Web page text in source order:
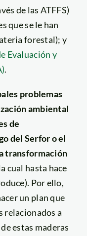
de las ATFFS)
que se le han
forestal); y
Evaluación y
.
problemas
ambiental
de
del Serfor o el
transformación
cual hasta hace
Por ello,
un plan que
relacionados a
estas maderas